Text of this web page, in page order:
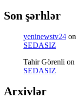
Son şərhlər
yeninewstv24 on
SEDASIZ
Tahir Görenli on
SEDASIZ
Arxivlər